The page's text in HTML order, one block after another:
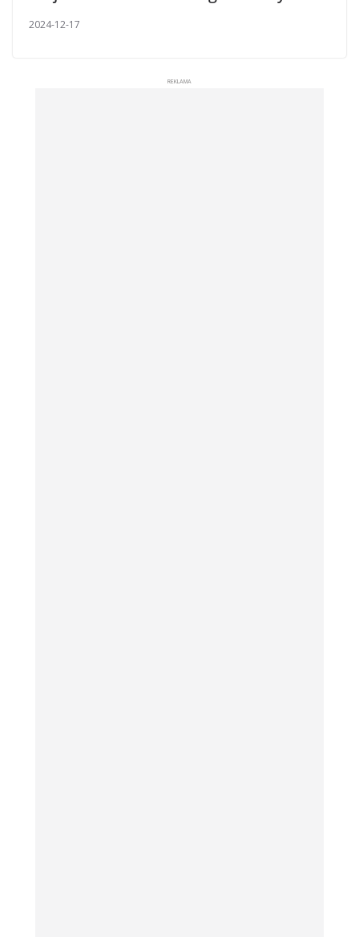
2024-12-17
REKLAMA